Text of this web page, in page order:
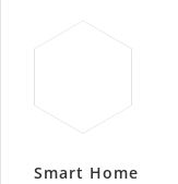
Smart Home